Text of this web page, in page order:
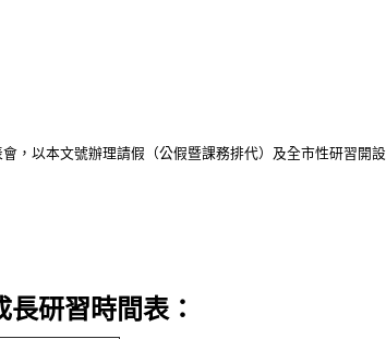
，以本文號辦理請假（公假暨課務排代）及全市性研習開設
研習時間表：